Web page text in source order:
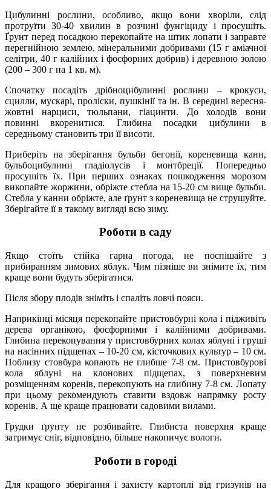
Цибулинні рослини, особливо, якщо вони хворіли, слід
протруїти 30-40 хвилин в розчині фунгіциду і просушіть.
Ґрунт перед посадкою перекопайте на штик лопати і заправте
перегнійною землею, мінеральними добривами (15 г аміачної
селітри, 40 г калійних і фосфорних добрив) і деревною золою
(200 – 300 г на 1 кв. м).
Спочатку посадіть дрібноцибулинні рослини – крокуси,
сцилли, мускарі, проліски, пушкінії та ін. В середині вересня-
жовтні нарциси, тюльпани, гіацинти. До холодів вони
повинні вкоренитися. Глибина посадки цибулини в
середньому становить три її висоти.
Приберіть на зберігання бульби бегонії, кореневища канн,
бульбоцибулини гладіолусів і монтбреції. Попередньо
просушіть їх. При перших ознаках пошкодження морозом
викопайте жоржини, обріжте стебла на 15-20 см вище бульби.
Стебла у канни обріжте, але ґрунт з кореневища не струшуйте.
Зберігайте її в такому вигляді всю зиму.
Роботи в саду
Якщо стоїть стійка гарна погода, не поспішайте з
прибиранням зимових яблук. Чим пізніше ви знімите їх, тим
краще вони будуть зберігатися.
Після збору плодів зніміть і спаліть ловчі пояси.
Наприкінці місяця перекопайте пристовбурні кола і підживіть
дерева органікою, фосфорними і калійними добривами.
Глибина перекопування у пристовбурних колах яблуні і груші
на насінних підщепах – 10-20 см, кісточкових культур – 10 см.
Поблизу стовбура копають не глибше 7-8 см. Пристовбурові
кола яблуні на клонових підщепах, з поверхневим
розміщенням коренів, перекопують на глибину 7-8 см. Лопату
при цьому рекомендують ставити вздовж напрямку росту
коренів. А ще краще працювати садовими вилами.
Грудки ґрунту не розбивайте. Глибиста поверхня краще
затримує сніг, відповідно, більше накопичує вологи.
Роботи в городі
Для кращого зберігання і захисту картоплі від гризунів на